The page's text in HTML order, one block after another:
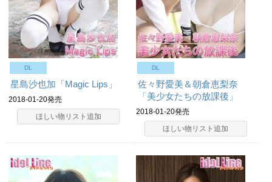
DL
星島沙也加「Magic Lips」
2018-01-20発売
ほしい物リスト追加
DL
佐々野愛美＆朝倉恵梨奈
「美少女たちの放課後」
2018-01-20発売
ほしい物リスト追加